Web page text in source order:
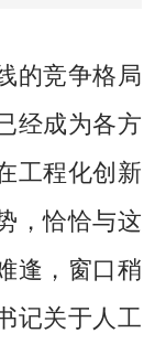
竞争格局
经成为各方
工程化创新
，恰恰与这
逢，窗口稍
记关于人工